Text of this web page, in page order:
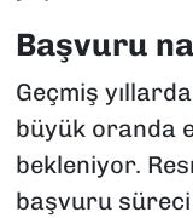
Başvuru
Geçmiş
büyük oranda
bekleniyor.
başvuru